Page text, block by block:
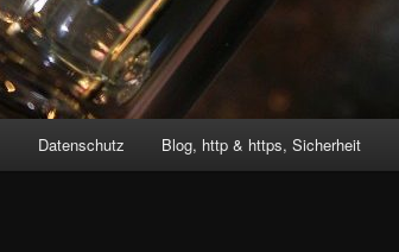
Datenschutz Blog, http & https, Sicherheit